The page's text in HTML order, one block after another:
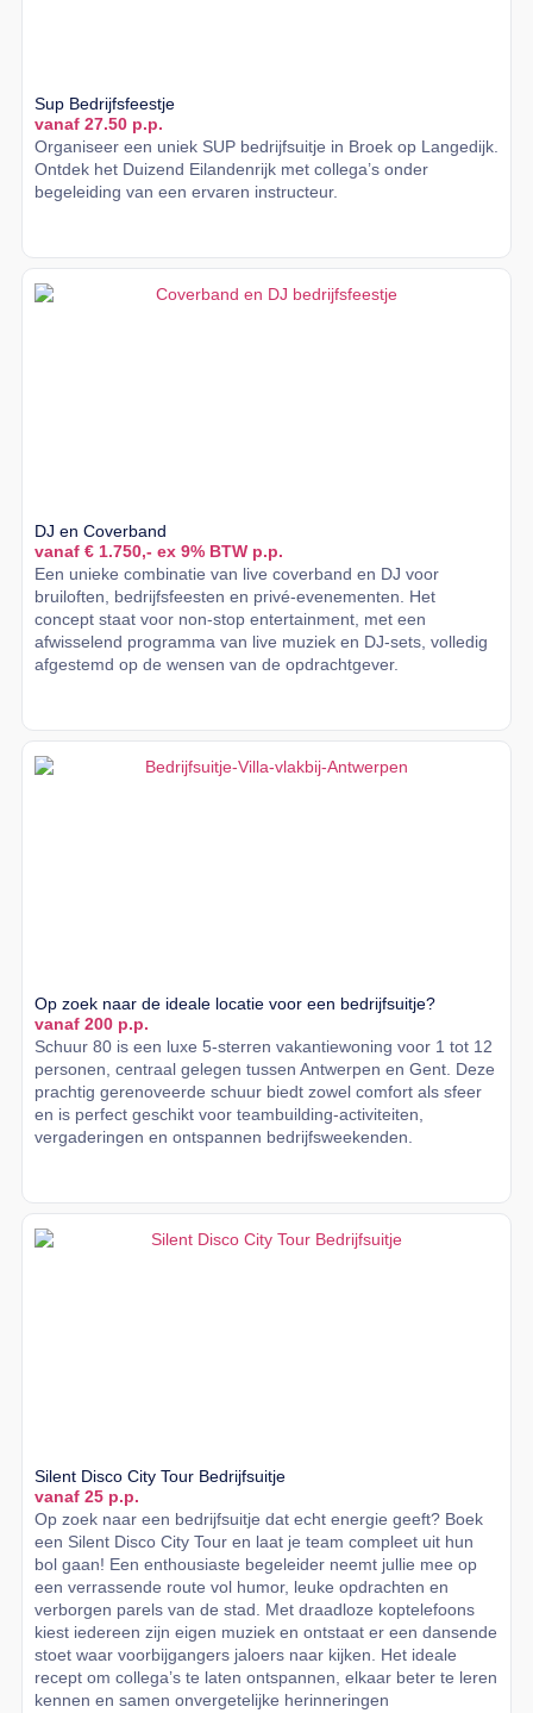
Sup Bedrijfsfeestje
vanaf 27.50 p.p.
Organiseer een uniek SUP bedrijfsuitje in Broek op Langedijk.
Ontdek het Duizend Eilandenrijk met collega’s onder
begeleiding van een ervaren instructeur.
DJ en Coverband
vanaf € 1.750,- ex 9% BTW p.p.
Een unieke combinatie van live coverband en DJ voor
bruiloften, bedrijfsfeesten en privé-evenementen. Het
concept staat voor non-stop entertainment, met een
afwisselend programma van live muziek en DJ-sets, volledig
afgestemd op de wensen van de opdrachtgever.
Op zoek naar de ideale locatie voor een bedrijfsuitje?
vanaf 200 p.p.
Schuur 80 is een luxe 5-sterren vakantiewoning voor 1 tot 12
personen, centraal gelegen tussen Antwerpen en Gent. Deze
prachtig gerenoveerde schuur biedt zowel comfort als sfeer
en is perfect geschikt voor teambuilding-activiteiten,
vergaderingen en ontspannen bedrijfsweekenden.
Silent Disco City Tour Bedrijfsuitje
vanaf 25 p.p.
Op zoek naar een bedrijfsuitje dat echt energie geeft? Boek
een Silent Disco City Tour en laat je team compleet uit hun
bol gaan! Een enthousiaste begeleider neemt jullie mee op
een verrassende route vol humor, leuke opdrachten en
verborgen parels van de stad. Met draadloze koptelefoons
kiest iedereen zijn eigen muziek en ontstaat er een dansende
stoet waar voorbijgangers jaloers naar kijken. Het ideale
recept om collega’s te laten ontspannen, elkaar beter te leren
kennen en samen onvergetelijke herinneringen